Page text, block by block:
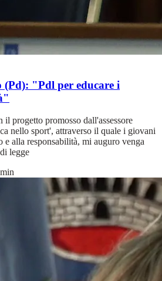
(Pd): "Pdl per educare i
progetto promosso dall'assessore
nello sport', attraverso il quale i giovani
e alla responsabilità, mi auguro venga
legge